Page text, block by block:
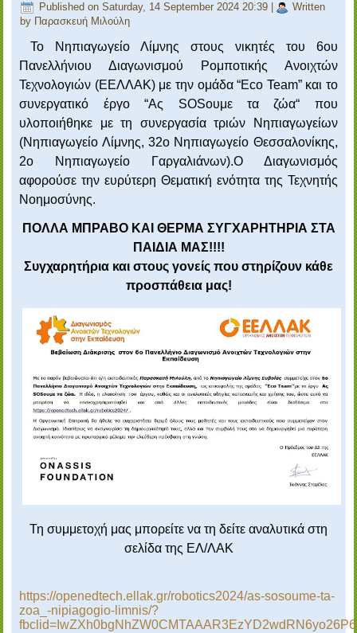
Published on Saturday, 14 September 2024 20:39
Written
by Παρασκευή Μιλούλη
Το Νηπιαγωγείο Λίμνης στους νικητές του 6ου
Πανελλήνιου Διαγωνισμού Ρομποτικής Ανοιχτών
Τεχνολογιών (ΕΕΛΛΑΚ) με την ομάδα “Eco Team” και το
συνεργατικό έργο “Ας SOSουμε τα ζώα“ που
υλοποιήθηκε με τη συνεργασία τριών Νηπιαγωγείων
(Νηπιαγωγείο Λίμνης, 32ο Νηπιαγωγείο Θεσσαλονίκης,
2ο Νηπιαγωγείο Γαργαλιάνων).Ο Διαγωνισμός
αφορούσε την ευρύτερη Θεματική ενότητα της Τεχνητής
Νοημοσύνης.
ΠΟΛΛΑ ΜΠΡΑΒΟ ΚΑΙ ΘΕΡΜΑ ΣΥΓΧΑΡΗΤΗΡΙΑ ΣΤΑ
ΠΑΙΔΙΑ ΜΑΣ!!!!
Συγχαρητήρια και στους γονείς που στηρίζουν κάθε
προσπάθεια μας!
Τη συμμετοχή μας μπορείτε να τη δείτε αναλυτικά στη
σελίδα της ΕΛ/ΛΑΚ
https://openedtech.ellak.gr/robotics2024/as-sosoume-ta-
zoa_-nipiagogio-limnis/?